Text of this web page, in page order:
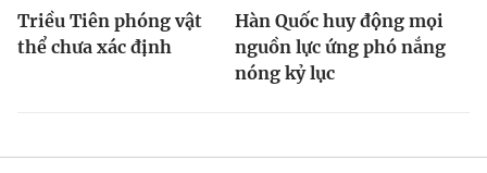
Triều Tiên phóng vật
thể chưa xác định
Hàn Quốc huy động mọi
nguồn lực ứng phó nắng
nóng kỷ lục